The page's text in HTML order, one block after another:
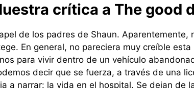
crítica a The good
de los padres de Shaun.
En general, no pareciera muy creíble
para vivir dentro de un vehículo
decir que se fuerza, a través de una
a narrar: la vida en el hospital. Se dejan de